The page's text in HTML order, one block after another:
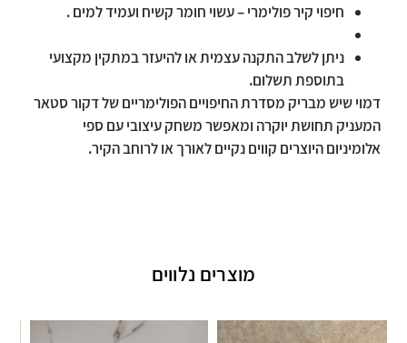
חיפוי קיר פולימרי – עשוי חומר קשיח ועמיד למים .
ניתן לשלב התקנה עצמית או להיעזר במתקין מקצועי
בתוספת תשלום.
דמוי שיש מבריק מסדרת החיפויים הפולימריים של דקור סטאר
המעניק תחושת יוקרה ומאפשר משחק עיצובי עם ספי
אלומיניום היוצרים קווים נקיים לאורך או לרוחב הקיר.
מוצרים נלווים